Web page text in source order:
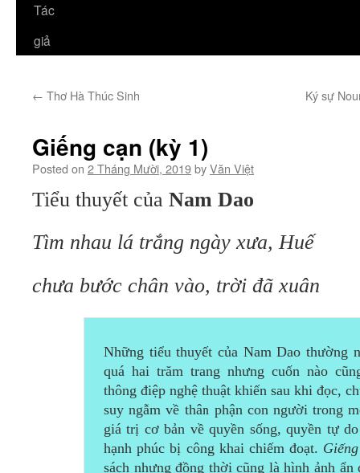
Tác
giả
← Thơ Hà Thúc Sinh Ký sự
Giếng cạn (kỳ 1)
Posted on 2 Tháng Mười, 2019byVăn Việt
Tiểu thuyết của Nam Dao
Tìm nhau lá trắng ngày xưa, Huế
chưa bước chân vào, trời đã xuân
Những tiểu thuyết của Nam Dao thường
quá hai trăm trang nhưng cuốn nào
thông điệp nghệ thuật khiến sau khi đọc,
suy ngẫm về thân phận con người trong
giá trị cơ bản về quyền sống, quyền tự
hạnh phúc bị công khai chiếm đoạt.
sách nhưng đồng thời cũng là hình ảnh